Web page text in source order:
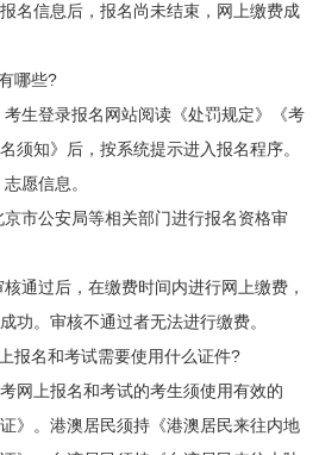
名信息后，报名尚未结束，网上缴费成
哪些?
登录报名网站阅读《处罚规定》《考
须知》后，按系统提示进入报名程序。
愿信息。
公安局等相关部门进行报名资格审
过后，在缴费时间内进行网上缴费，
功。审核不通过者无法进行缴费。
名和考试需要使用什么证件?
上报名和考试的考生须使用有效的
》。港澳居民须持《港澳居民来往内地